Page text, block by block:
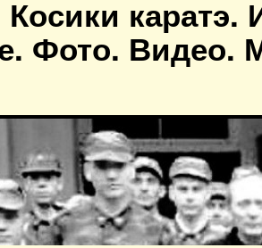
каратэ.
Фото. Видео.